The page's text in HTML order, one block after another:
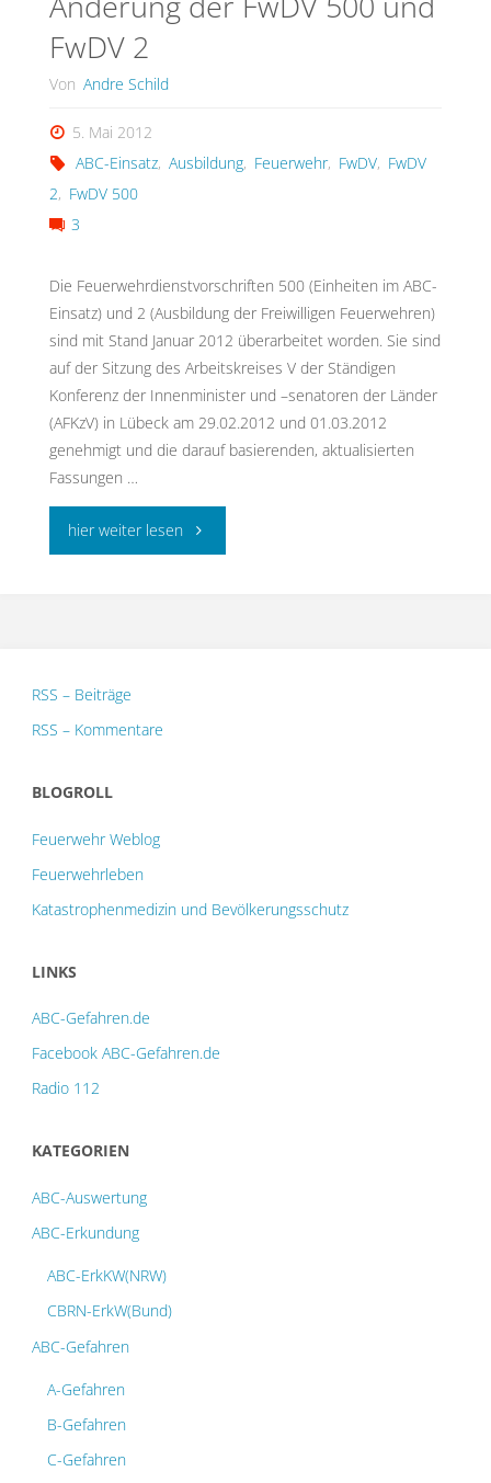
FwDV 2
Von Andre Schild
5. Mai 2012
ABC-Einsatz, Ausbildung, Feuerwehr, FwDV, FwDV
2, FwDV 500
3
Die Feuerwehrdienstvorschriften 500 (Einheiten im ABC-
Einsatz) und 2 (Ausbildung der Freiwilligen Feuerwehren)
sind mit Stand Januar 2012 überarbeitet worden. Sie sind
auf der Sitzung des Arbeitskreises V der Ständigen
Konferenz der Innenminister und –senatoren der Länder
(AFKzV) in Lübeck am 29.02.2012 und 01.03.2012
genehmigt und die darauf basierenden, aktualisierten
Fassungen …
hier weiter lesen"Änderung
RSS – Beiträge
RSS – Kommentare
BLOGROLL
Feuerwehr Weblog
Feuerwehrleben
Katastrophenmedizin und Bevölkerungsschutz
LINKS
ABC-Gefahren.de
Facebook ABC-Gefahren.de
Radio 112
KATEGORIEN
ABC-Auswertung
ABC-Erkundung
ABC-ErkKW(NRW)
CBRN-ErkW(Bund)
ABC-Gefahren
A-Gefahren
B-Gefahren
C-Gefahren